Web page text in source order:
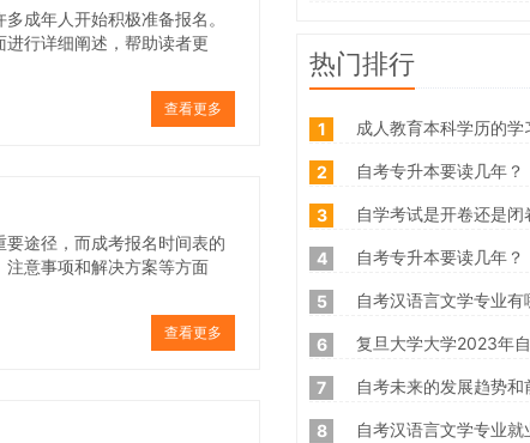
成年人开始积极准备报名。
行详细阐述，帮助读者更
查看更多
途径，而成考报名时间表的
意事项和解决方案等方面
查看更多
热门排行
1 成人教育本科学历的
2 自考专升本要读几年？
3 自学考试是开卷还是闭
4 自考专升本要读几年？
5 自考汉语言文学专业有
6 复旦大学大学2023年
7 自考未来的发展趋势和
8 自考汉语言文学专业就